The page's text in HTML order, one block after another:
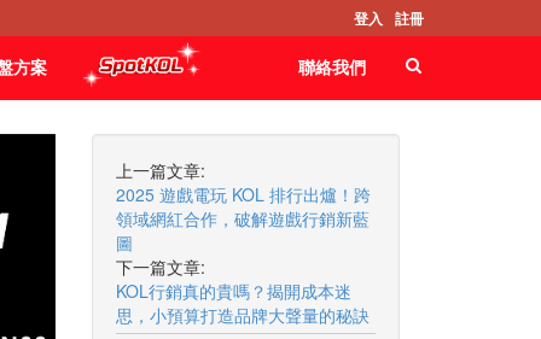
登入 註冊
方案 聯絡我們
上一篇文章:
2025 遊戲電玩 KOL 排行出爐！跨
領域網紅合作，破解遊戲行銷新藍
圖
下一篇文章:
KOL行銷真的貴嗎？揭開成本迷
思，小預算打造品牌大聲量的秘訣